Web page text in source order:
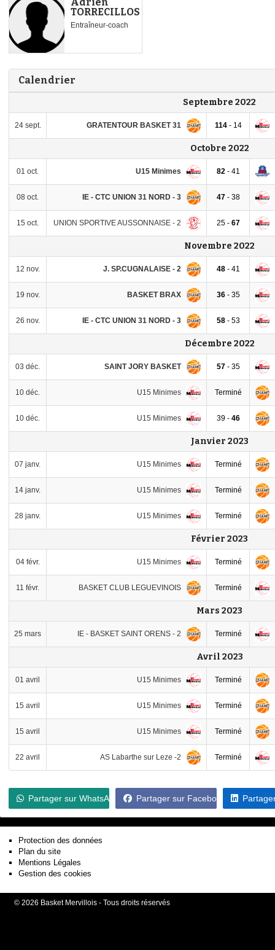
TORRECILLOS
Entraîneur-coach
Calendrier
Septembre 2022
24 sept. GRATENTOUR BASKET 31 114- 14
Octobre 2022
01 oct. U15 Minimes 82- 41
08 oct. IE - CTC UNION 31 NORD - 3 47- 38
15 oct. UNION SPORTIVE AUSSONNAISE - 2 25 - 67
Novembre 2022
12 nov. J. SP.CUGNALAISE - 2 48- 41
19 nov. BASKET BRAX 36- 35
26 nov. IE - CTC UNION 31 NORD - 3 58- 53
Décembre 2022
03 déc. SAINT JORY BASKET 57- 35
10 déc. U15 Minimes Terminé
10 déc. U15 Minimes 39 - 46
Janvier 2023
07 janv. U15 Minimes Terminé
14 janv. U15 Minimes Terminé
28 janv. U15 Minimes Terminé
Février 2023
04 févr. U15 Minimes Terminé
11 févr. BASKET CLUB LEGUEVINOIS Terminé
Mars 2023
25 mars IE - BASKET SAINT ORENS - 2 Terminé
Avril 2023
01 avril U15 Minimes Terminé
15 avril U15 Minimes Terminé
15 avril U15 Minimes Terminé
22 avril AS Labarthe sur Leze -2 Terminé
Partager sur WhatsApp Partager sur Facebook
Protection des données
Plan du site
Mentions Légales
Gestion des cookies
© 2026 Basket Mervillois - Tous droits réservés